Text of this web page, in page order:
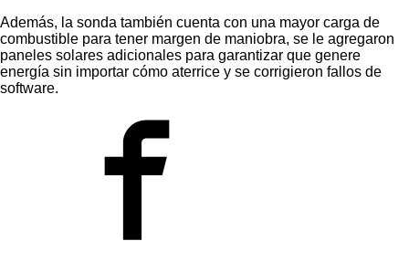
Además, la sonda también cuenta con una mayor carga de
combustible para tener margen de maniobra, se le agregaron
paneles solares adicionales para garantizar que genere
energía sin importar cómo aterrice y se corrigieron fallos de
software.